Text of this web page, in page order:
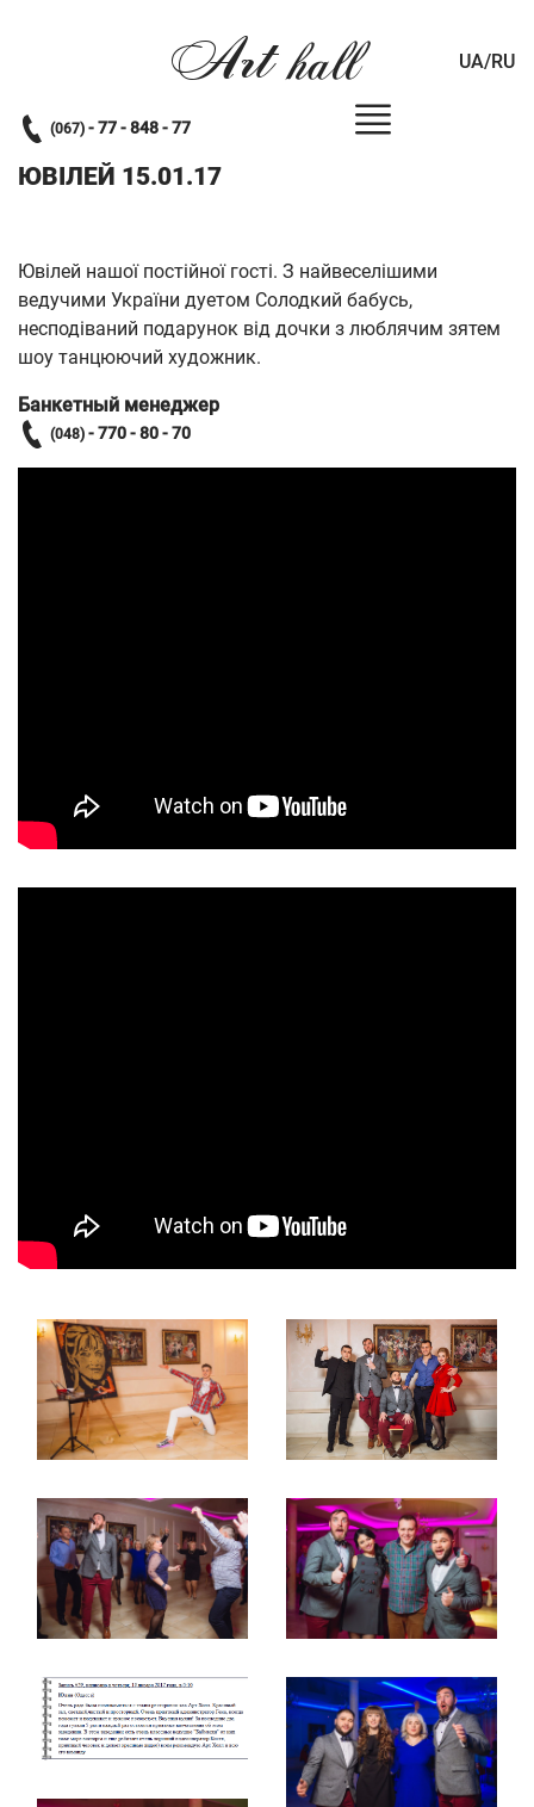
Arthall
(067) - 77 - 848 - 77
UA/RU
ЮВІЛЕЙ 15.01.17
Ювілей нашої постійної гості. З найвеселішими
ведучими України дуетом Солодкий бабусь,
несподіваний подарунок від дочки з люблячим зятем
шоу танцюючий художник.
Банкетный менеджер
(048) - 770 - 80 - 70